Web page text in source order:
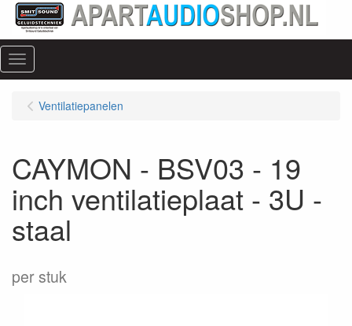
Menu
Ventilatiepanelen
CAYMON - BSV03 - 19
inch ventilatieplaat - 3U -
staal
per stuk